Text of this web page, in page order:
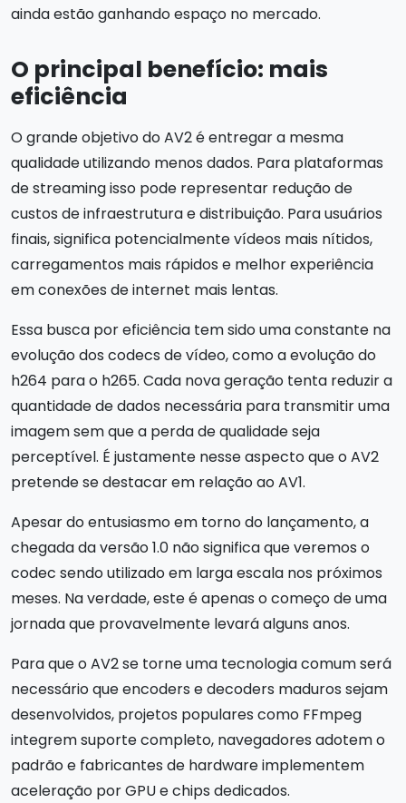
ainda estão ganhando espaço no mercado.
O principal benefício: mais
eficiência
O grande objetivo do AV2 é entregar a mesma
qualidade utilizando menos dados. Para plataformas
de streaming isso pode representar redução de
custos de infraestrutura e distribuição. Para usuários
finais, significa potencialmente vídeos mais nítidos,
carregamentos mais rápidos e melhor experiência
em conexões de internet mais lentas.
Essa busca por eficiência tem sido uma constante na
evolução dos codecs de vídeo, como a evolução do
h264 para o h265. Cada nova geração tenta reduzir a
quantidade de dados necessária para transmitir uma
imagem sem que a perda de qualidade seja
perceptível. É justamente nesse aspecto que o AV2
pretende se destacar em relação ao AV1.
Apesar do entusiasmo em torno do lançamento, a
chegada da versão 1.0 não significa que veremos o
codec sendo utilizado em larga escala nos próximos
meses. Na verdade, este é apenas o começo de uma
jornada que provavelmente levará alguns anos.
Para que o AV2 se torne uma tecnologia comum será
necessário que encoders e decoders maduros sejam
desenvolvidos, projetos populares como FFmpeg
integrem suporte completo, navegadores adotem o
padrão e fabricantes de hardware implementem
aceleração por GPU e chips dedicados.